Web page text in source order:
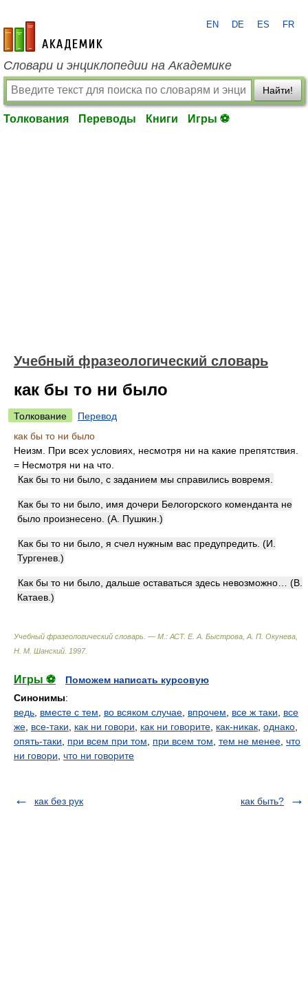
academic.ru
EN DE ES FR
Словари и энциклопедии на Академике
Найти!
Толкования Переводы Книги Игры ⚽
Учебный фразеологический словарь
как бы то ни было
Толкование
Перевод
как бы то ни было
Неизм. При всех условиях, несмотря ни на какие препятствия.
= Несмотря ни на что.
Как бы то ни было, с заданием мы справились вовремя.
Как бы то ни было, имя дочери Белогорского коменданта не
было произнесено. (А. Пушкин.)
Как бы то ни было, я счел нужным вас предупредить. (И.
Тургенев.)
Как бы то ни было, дальше оставаться здесь невозможно… (В.
Катаев.)
Учебный фразеологический словарь. — М.: АСТ. Е. А. Быстрова, А. П. Окунева,
Н. М. Шанский 1997.
Игры ⚽
Поможем написать курсовую
Синонимы:
ведь вместе с тем во всяком случае впрочем все ж таки
все
же все-таки как ни говори как ни говорите как-никак однако
опять-таки
при всем при том при всем том тем не менее что
ни говори что ни говорите
как без рук как быть?